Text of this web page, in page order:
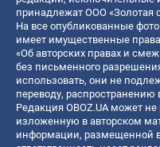
принадлежат ООО «Золотая
На все опубликованные
имеет имущественные
«Об авторских правах и
без письменного
использовать, они не
переводу,
Редакция OBOZ.UA может не
изложенную в авторском
информации, размещенной